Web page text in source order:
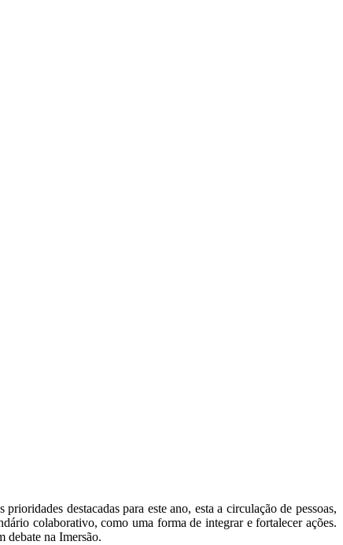
destacadas para este ano, esta a circulação de pessoas,
colaborativo, como uma forma de integrar e fortalecer ações.
debate na Imersão.